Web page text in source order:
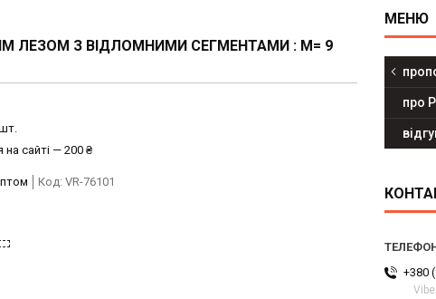
ЛЕЗОМ З ВІДЛОМНИМИ СЕГМЕНТАМИ : М= 9
сайті — 200 ₴
Код: VR-76101
про
+380